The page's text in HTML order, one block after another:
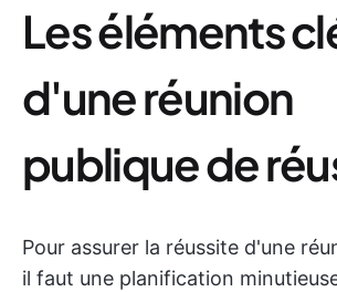
Les éléments
d'une réunion
publique de
Pour assurer la réussite d'une
il faut une planification